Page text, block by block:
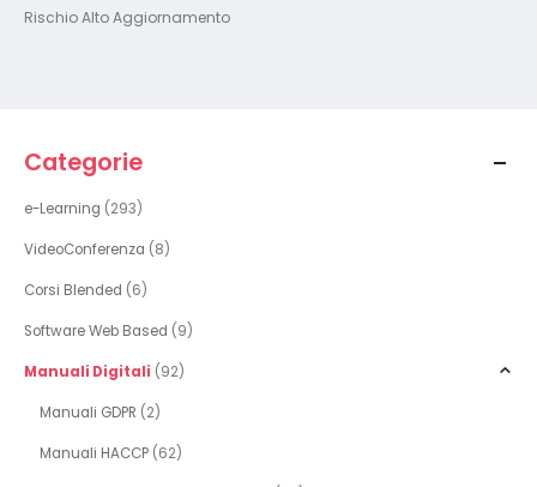
Rischio Alto Aggiornamento
Categorie
e-Learning (293)
VideoConferenza (8)
Corsi Blended (6)
Software Web Based (9)
Manuali Digitali (92)
Manuali GDPR (2)
Manuali HACCP (62)